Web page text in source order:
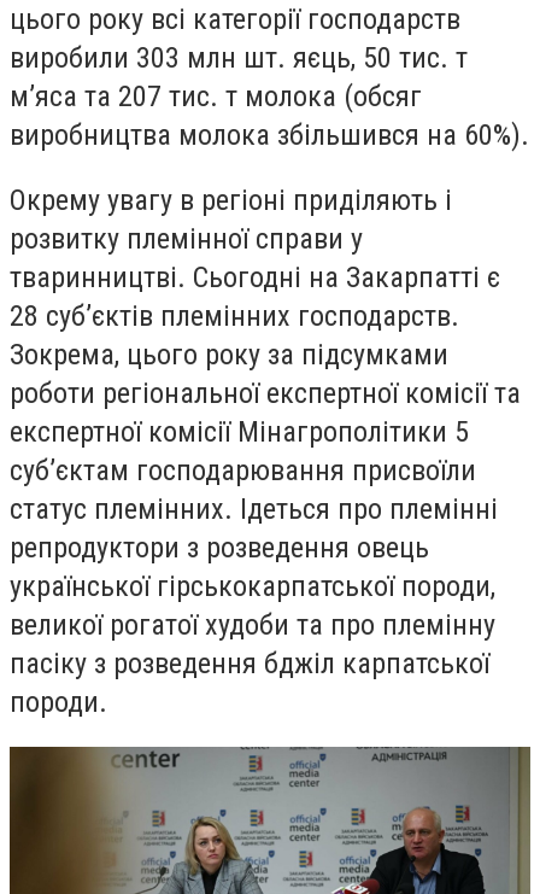
цього року всі категорії господарств
виробили 303 млн шт. яєць, 50 тис. т
м’яса та 207 тис. т молока (обсяг
виробництва молока збільшився на 60%).
Окрему увагу в регіоні приділяють і
розвитку племінної справи у
тваринництві. Сьогодні на Закарпатті є
28 суб’єктів племінних господарств.
Зокрема, цього року за підсумками
роботи регіональної експертної комісії та
експертної комісії Мінагрополітики 5
суб’єктам господарювання присвоїли
статус племінних. Ідеться про племінні
репродуктори з розведення овець
української гірськокарпатської породи,
великої рогатої худоби та про племінну
пасіку з розведення бджіл карпатської
породи.